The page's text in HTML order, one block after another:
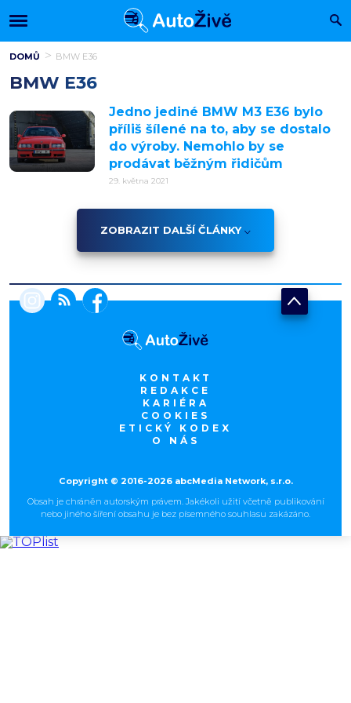
DOMŮ BMW E36
BMW E36
Jedno jediné BMW M3 E36 bylo
příliš šílené na to, aby se dostalo
do výroby. Nemohlo by se
prodávat běžným řidičům
29. května 2021
ZOBRAZIT DALŠÍ ČLÁNKY
KONTAKT
REDAKCE
KARIÉRA
COOKIES
ETICKÝ KODEX
O NÁS
Copyright © 2016-2026 abcMedia Network, s.r.o.
Obsah je chráněn autorským právem. Jakékoli užití včetně publikování
nebo jiného šíření obsahu je bez písemného souhlasu zakázáno.